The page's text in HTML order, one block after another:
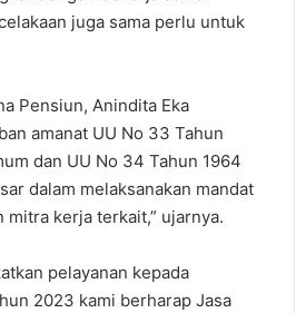
juga sama perlu untuk
Pensiun, Anindita Eka
amanat UU No 33 Tahun
dan UU No 34 Tahun 1964
dalam melaksanakan mandat
kerja terkait,” ujarnya.
pelayanan kepada
2023 kami berharap Jasa